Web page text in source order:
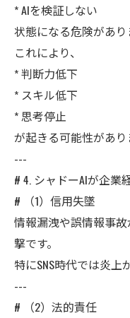
* AIを検証しない
状態になる危険があり
これにより、
* 判断力低下
* スキル低下
* 思考停止
が起きる可能性があり
---
# 4. シャドーAIが企業
# （1）信用失墜
情報漏洩や誤情報事
撃です。
特にSNS時代では炎上
---
# （2）法的責任